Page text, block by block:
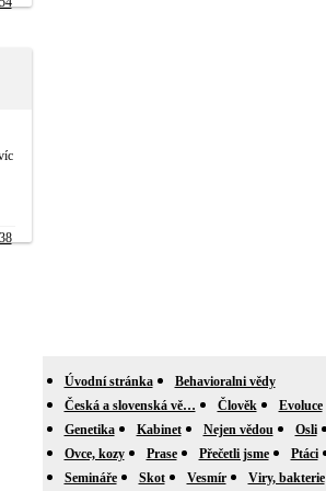
38
Úvodní stránka
Behavioralni vědy
Česká a slovenská vě…
Člověk Evoluce
Genetika
Kabinet Nejen vědou Osli
Ovce, kozy
Prase Přečetli jsme Ptáci
Semináře
Skot Vesmír Viry, bakterie